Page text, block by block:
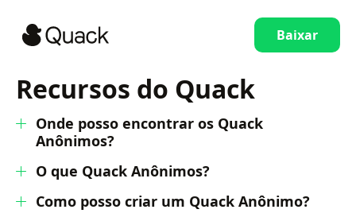
Baixar
Recursos do Quack
Onde posso encontrar os Quack
Anônimos?
O que Quack Anônimos?
Como posso criar um Quack Anônimo?